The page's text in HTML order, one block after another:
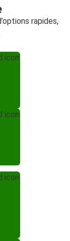
rapides,